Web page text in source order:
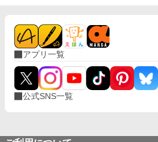
アプリ一覧
公式SNS一覧